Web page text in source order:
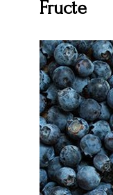
Fructe